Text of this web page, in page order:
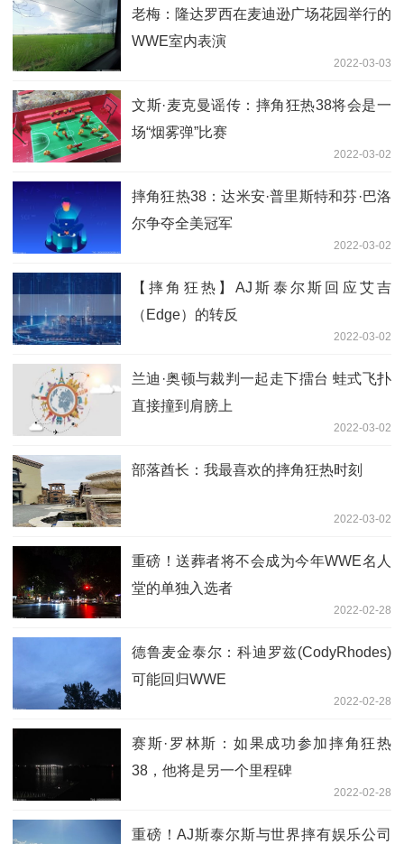
老梅：隆达罗西在麦迪逊广场花园举行的
WWE室内表演
2022-03-03
文斯·麦克曼谣传：摔角狂热38将会是一
场“烟雾弹”比赛
2022-03-02
摔角狂热38：达米安·普里斯特和芬·巴洛
尔争夺全美冠军
2022-03-02
【摔角狂热】AJ斯泰尔斯回应艾吉
（Edge）的转反
2022-03-02
兰迪·奥顿与裁判一起走下擂台 蛙式飞扑
直接撞到肩膀上
2022-03-02
部落酋长：我最喜欢的摔角狂热时刻
2022-03-02
重磅！送葬者将不会成为今年WWE名人
堂的单独入选者
2022-02-28
德鲁麦金泰尔：科迪罗兹(CodyRhodes)
可能回归WWE
2022-02-28
赛斯·罗林斯：如果成功参加摔角狂热
38，他将是另一个里程碑
2022-02-28
重磅！AJ斯泰尔斯与世界摔有娱乐公司